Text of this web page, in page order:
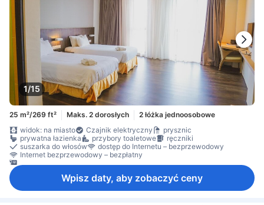
1/15
25 m²/269 ft² Maks. 2 dorosłych
2 łóżka jednoosobowe
widok: na miasto
Czajnik elektryczny
prysznic
prywatna łazienka
przybory toaletowe
ręczniki
suszarka do włosów
dostęp do Internetu – bezprzewodowy
Internet bezprzewodowy – bezpłatny
Wpisz daty, aby zobaczyć ceny